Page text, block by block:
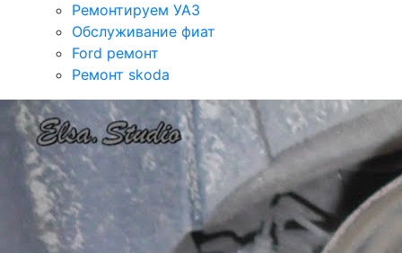
Ремонтируем УАЗ
Обслуживание фиат
Ford ремонт
Ремонт skoda